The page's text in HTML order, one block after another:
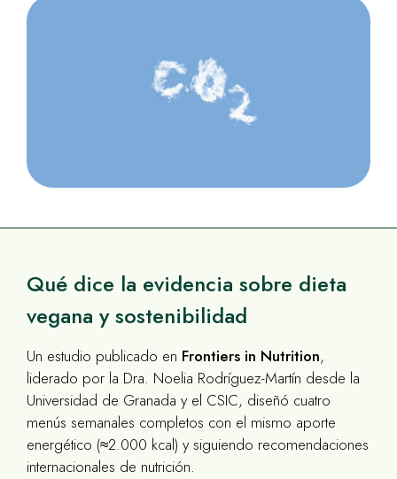
Qué dice la evidencia sobre dieta
vegana y sostenibilidad
Un estudio publicado en Frontiers in Nutrition,
liderado por la Dra. Noelia Rodríguez-Martín desde la
Universidad de Granada y el CSIC, diseñó cuatro
menús semanales completos con el mismo aporte
energético (≈2.000 kcal) y siguiendo recomendaciones
internacionales de nutrición.